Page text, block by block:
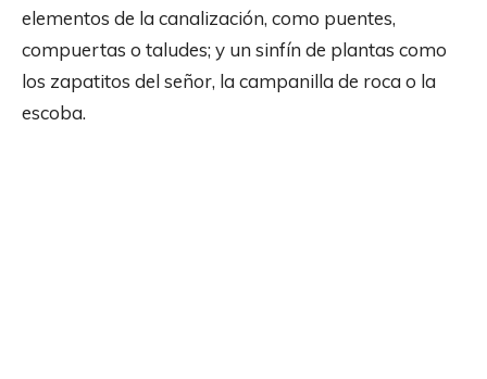
elementos de la canalización, como puentes,
compuertas o taludes; y un sinfín de plantas como
los zapatitos del señor, la campanilla de roca o la
escoba.